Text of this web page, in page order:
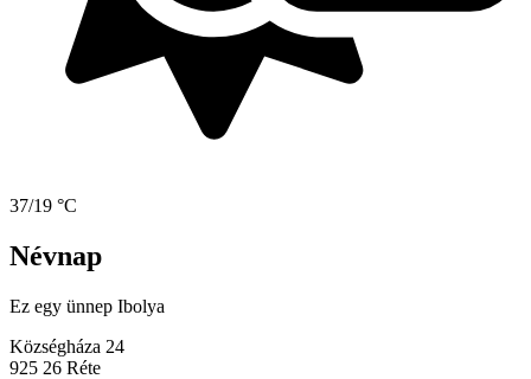
37/19 °C
Névnap
Ez egy ünnep Ibolya
Községháza 24
925 26 Réte